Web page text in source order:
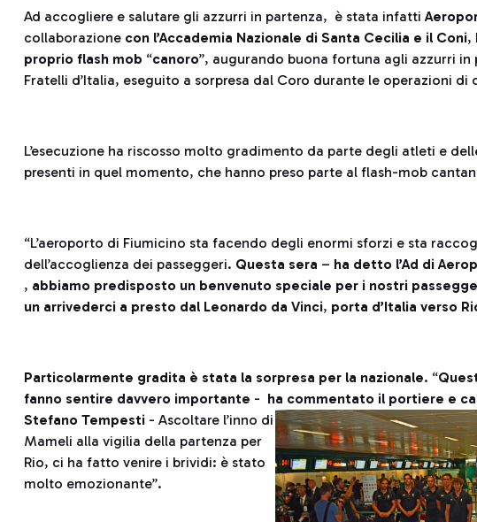
Ad accogliere e salutare gli azzurri in partenza, è stata infatti
collaborazione con l’Accademia Nazionale di Santa Cecilia e il Coni,
proprio flash mob “canoro”, augurando buona fortuna agli azzurri in
Fratelli d’Italia, eseguito a sorpresa dal Coro durante le operazioni di
L’esecuzione ha riscosso molto gradimento da parte degli atleti e
presenti in quel momento, che hanno preso parte al flash-mob
“L’aeroporto di Fiumicino sta facendo degli enormi sforzi e sta
dell’accoglienza dei passeggeri. Questa sera – ha detto l’Ad di
, abbiamo predisposto un benvenuto speciale per i nostri
un arrivederci a presto dal Leonardo da Vinci, porta d’Italia verso
Particolarmente gradita è stata la sorpresa per la nazionale. “
fanno sentire davvero importante - ha commentato il portiere e
Stefano Tempesti - Ascoltare l’inno di
Mameli alla vigilia della partenza per
Rio, ci ha fatto venire i brividi: è stato
molto emozionante”.